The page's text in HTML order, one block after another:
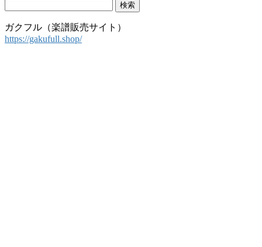
ガクフル（楽譜販売サイト）
https://gakufull.shop/